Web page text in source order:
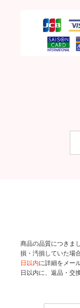
商品の品質につきま
損・汚損していた場合
日以内に詳細をメー
日以内に、返品・交